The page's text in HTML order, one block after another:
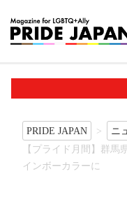
PRIDE JAPAN ニ
【プライド月間】群馬
インボーカラーに